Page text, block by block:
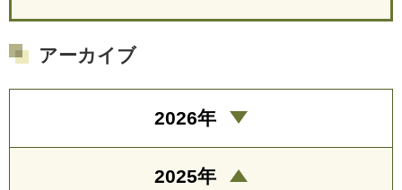
アーカイブ
2026年
2025年